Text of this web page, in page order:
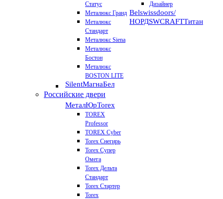
Статус
Металюкс Гранд
Металюкс
Стандарт
Металюкс Siena
Металюкс
Бостон
Металюкс
BOSTON LITE
SilentМагнаБел
Дизайнер
Belswissdoors/
НОРДSWCRAFTТитан
Российские двери
МеталЮрTorex
TOREX
Professor
TOREX Cyber
Torex Снегирь
Torex Супер
Омега
Torex Дельта
Стандарт
Torex Стартер
Torex